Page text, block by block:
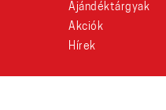
Ajándéktárgyak
Akciók
Hírek